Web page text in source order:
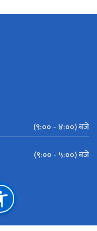
(९:०० - ४:००) बजे
(९:०० - ५:००) बजे